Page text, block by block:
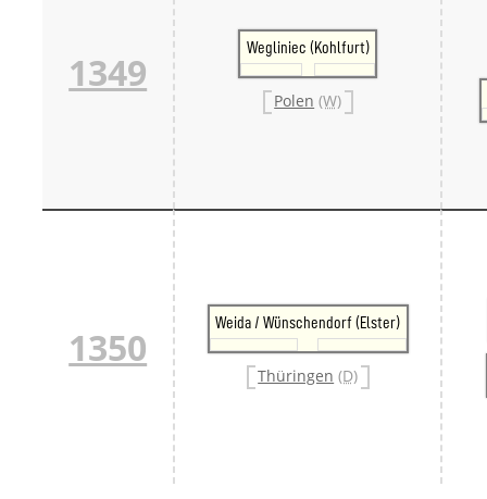
1349
Wegliniec (Kohlfurt)
Polen (W)
1350
Weida / Wünschendorf (Elster)
Thüringen (D)